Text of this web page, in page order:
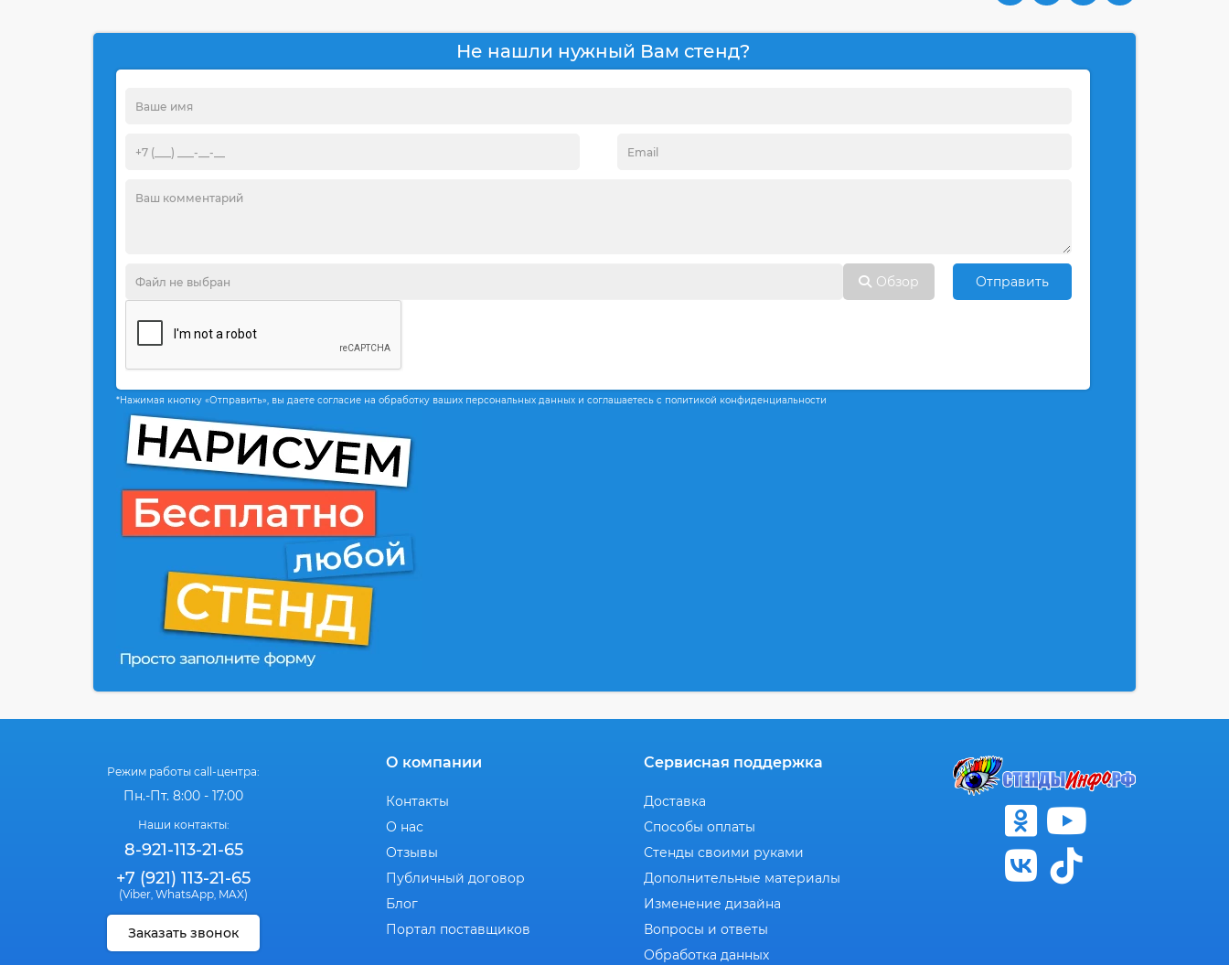
Не нашли нужный Вам стенд?
Обзор Отправить
*Нажимая кнопку «Отправить», вы даете согласие на обработку ваших персональных данных и соглашаетесь с политикой конфиденциальности
Режим работы call-центра:
Пн.-Пт. 8:00 - 17:00
Наши контакты:
8-921-113-21-65
+7 (921) 113-21-65
(Viber, WhatsApp, MAX)
Заказать звонок
О компании
Контакты
О нас
Отзывы
Публичный договор
Блог
Портал поставщиков
Сервисная поддержка
Доставка
Способы оплаты
Стенды своими руками
Дополнительные материалы
Изменение дизайна
Вопросы и ответы
Обработка данных